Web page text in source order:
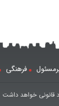
فرهنگی
قانونی خواهد داشت